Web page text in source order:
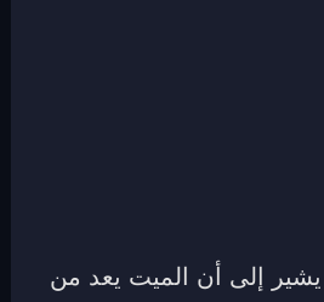
إلى أن الميت يعد من